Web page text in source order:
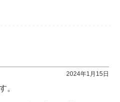
2024年1月15日
。